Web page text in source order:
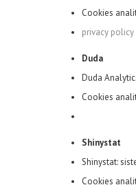
Cookies
privacy policy
Duda
Duda
Cookies
Shinystat
Shinystat:
Cookies